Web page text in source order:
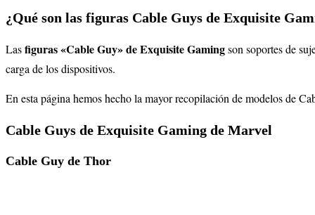
¿Qué son las figuras Cable Guys de Exquisite
Lasfiguras «Cable Guy» de Exquisite Gamingson soportes de
carga de los dispositivos.
En esta página hemos hecho la mayor recopilación de modelos de
Cable Guys de Exquisite Gaming de Marvel
Cable Guy de Thor